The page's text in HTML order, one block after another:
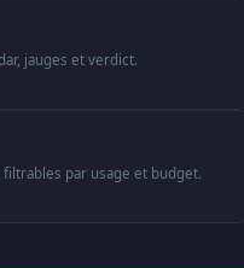
jauges et verdict.
par usage et budget.